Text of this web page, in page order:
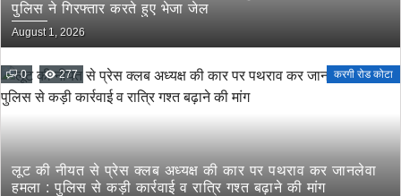
पुलिस ने गिरफ्तार करते हुए भेजा जेल
August 1, 2026
0 277 करगी रोड कोटा
लूट की नीयत से प्रेस क्लब अध्यक्ष की कार पर पथराव कर जानलेवा
हमला : पुलिस से कड़ी कार्रवाई व रात्रि गश्त बढ़ाने की मांग